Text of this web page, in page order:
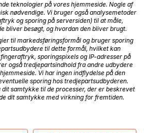
og elsker af al skønheden i verden
sydlige Bhutans ufremkommelige
og nobelpriskandidat bliver
lige før afsløringen af en
et uventet møde finder sted i
af klostre og
og en hæsblæsende jagt udfolder sig
bundløse vande, og en fortryllet
teknologier på vores hjemmeside. Nogle af
nødvendige. Vi bruger også analysemetoder
og sporing på serversiden) til at måle,
bliver besøgt, og hvordan den bliver brugt.
til markedsføringsformål og bruger sporing
til dette formål, hvilket kan
sporingspixels og IP-adresser på
også tredjepartsindhold fra andre udbydere
Vi har ingen indflydelse på den
sporing hos tredjepartsudbyderen.
samtykke til de processer, der er beskrevet
dit samtykke med virkning for fremtiden.